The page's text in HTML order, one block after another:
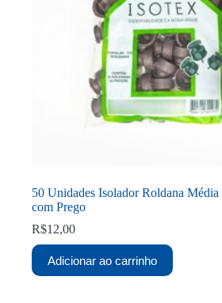
50 Unidades Isolador Roldana
com Prego
R$12,00
Adicionar ao carrinho